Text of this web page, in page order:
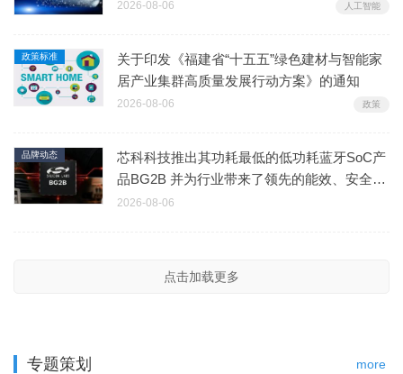
2026-08-06 人工智能
政策标准
关于印发《福建省“十五五”绿色建材与智能家
居产业集群高质量发展行动方案》的通知
2026-08-06 政策
品牌动态
芯科科技推出其功耗最低的低功耗蓝牙SoC产
品BG2B 并为行业带来了领先的能效、安全性
及集成度
2026-08-06
点击加载更多
专题策划 more